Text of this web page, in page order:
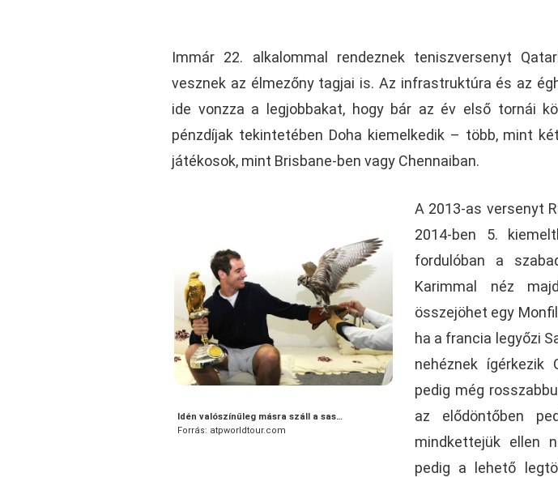
Immár 22. alkalommal rendeznek teniszversenyt
vesznek az élmezőny tagjai is. Az infrastruktúra és az
ide vonzza a legjobbakat, hogy bár az év első tornái
pénzdíjak tekintetében Doha kiemelkedik – több, mint
játékosok, mint Brisbane-ben vagy Chennaiban.
Idén valószínűleg másra száll a sas…
Forrás: atpworldtour.com
A 2013-as versenyt
2014-ben 5.
fordulóban a
Karimmal néz
összejöhet egy
ha a francia legyőzi
nehéznek ígérkezik
pedig még
az elődöntőben
mindkettejük ellen
pedig a lehető